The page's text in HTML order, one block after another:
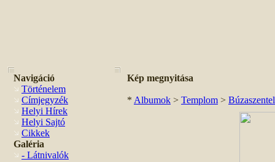
Navigáció
Történelem
Címjegyzék
Helyi Hírek
Helyi Sajtó
Cikkek
Galéria
- Látnivalók
Kép megnyitása
* Albumok > Templom >